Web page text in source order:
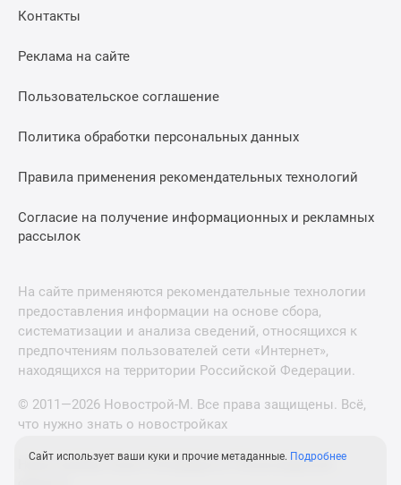
Контакты
Реклама на сайте
Пользовательское соглашение
Политика обработки персональных данных
Правила применения рекомендательных технологий
Согласие на получение информационных и рекламных
рассылок
На сайте применяются рекомендательные технологии
предоставления информации на основе сбора,
систематизации и анализа сведений, относящихся к
предпочтениям пользователей сети «Интернет»,
находящихся на территории Российской Федерации.
© 2011—2026 Новострой-М. Все права защищены. Всё,
что нужно знать о новостройках
Новостройки Санкт-Петербурга и Ленинградской
Сайт использует ваши куки и прочие метаданные. Подробнее